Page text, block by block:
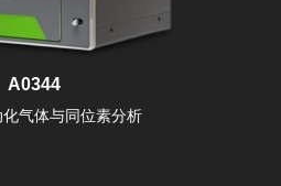
A0344
气体与同位素分析